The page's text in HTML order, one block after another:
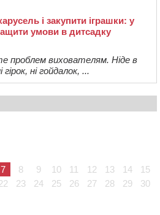
і закупити іграшки: у
умови в дитсадку
проблем вихователям. Ніде в
ні гойдалок, ...
7 8 9 10 11 12 13 14
15
23 24 25 26 27 28 29
30